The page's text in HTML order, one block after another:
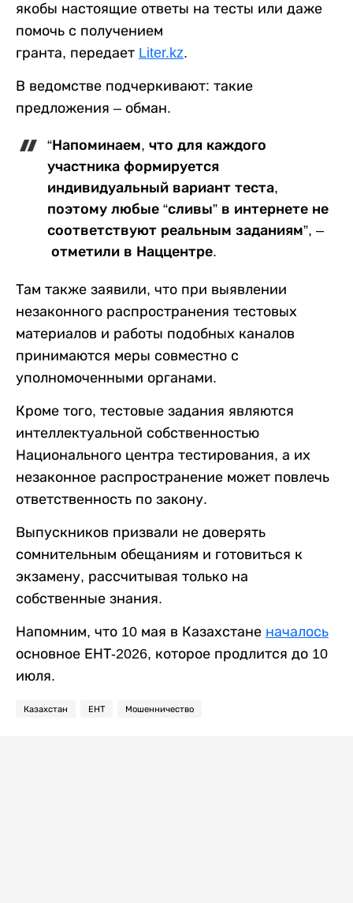
якобы настоящие ответы на тесты или даже
помочь с получением
гранта, передает Liter.kz.
В ведомстве подчеркивают: такие
предложения – обман.
“Напоминаем, что для каждого
участника формируется
индивидуальный вариант теста,
поэтому любые “сливы” в интернете не
соответствуют реальным заданиям”, –
отметили в Наццентре.
Там также заявили, что при выявлении
незаконного распространения тестовых
материалов и работы подобных каналов
принимаются меры совместно с
уполномоченными органами.
Кроме того, тестовые задания являются
интеллектуальной собственностью
Национального центра тестирования, а их
незаконное распространение может повлечь
ответственность по закону.
Выпускников призвали не доверять
сомнительным обещаниям и готовиться к
экзамену, рассчитывая только на
собственные знания.
Напомним, что 10 мая в Казахстане началось
основное ЕНТ-2026, которое продлится до 10
июля.
Казахстан ЕНТ Мошенничество